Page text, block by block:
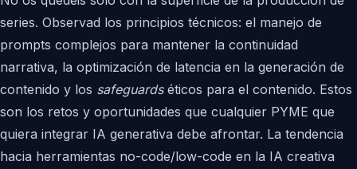
series. Observad los principios técnicos: el manejo de
prompts complejos para mantener la continuidad
narrativa, la optimización de latencia en la generación de
contenido y los safeguardséticos para el contenido. Estos
son los retos y oportunidades que cualquier PYME que
quiera integrar IA generativa debe afrontar. La tendencia
hacia herramientas no-code/low-code en la IA creativa